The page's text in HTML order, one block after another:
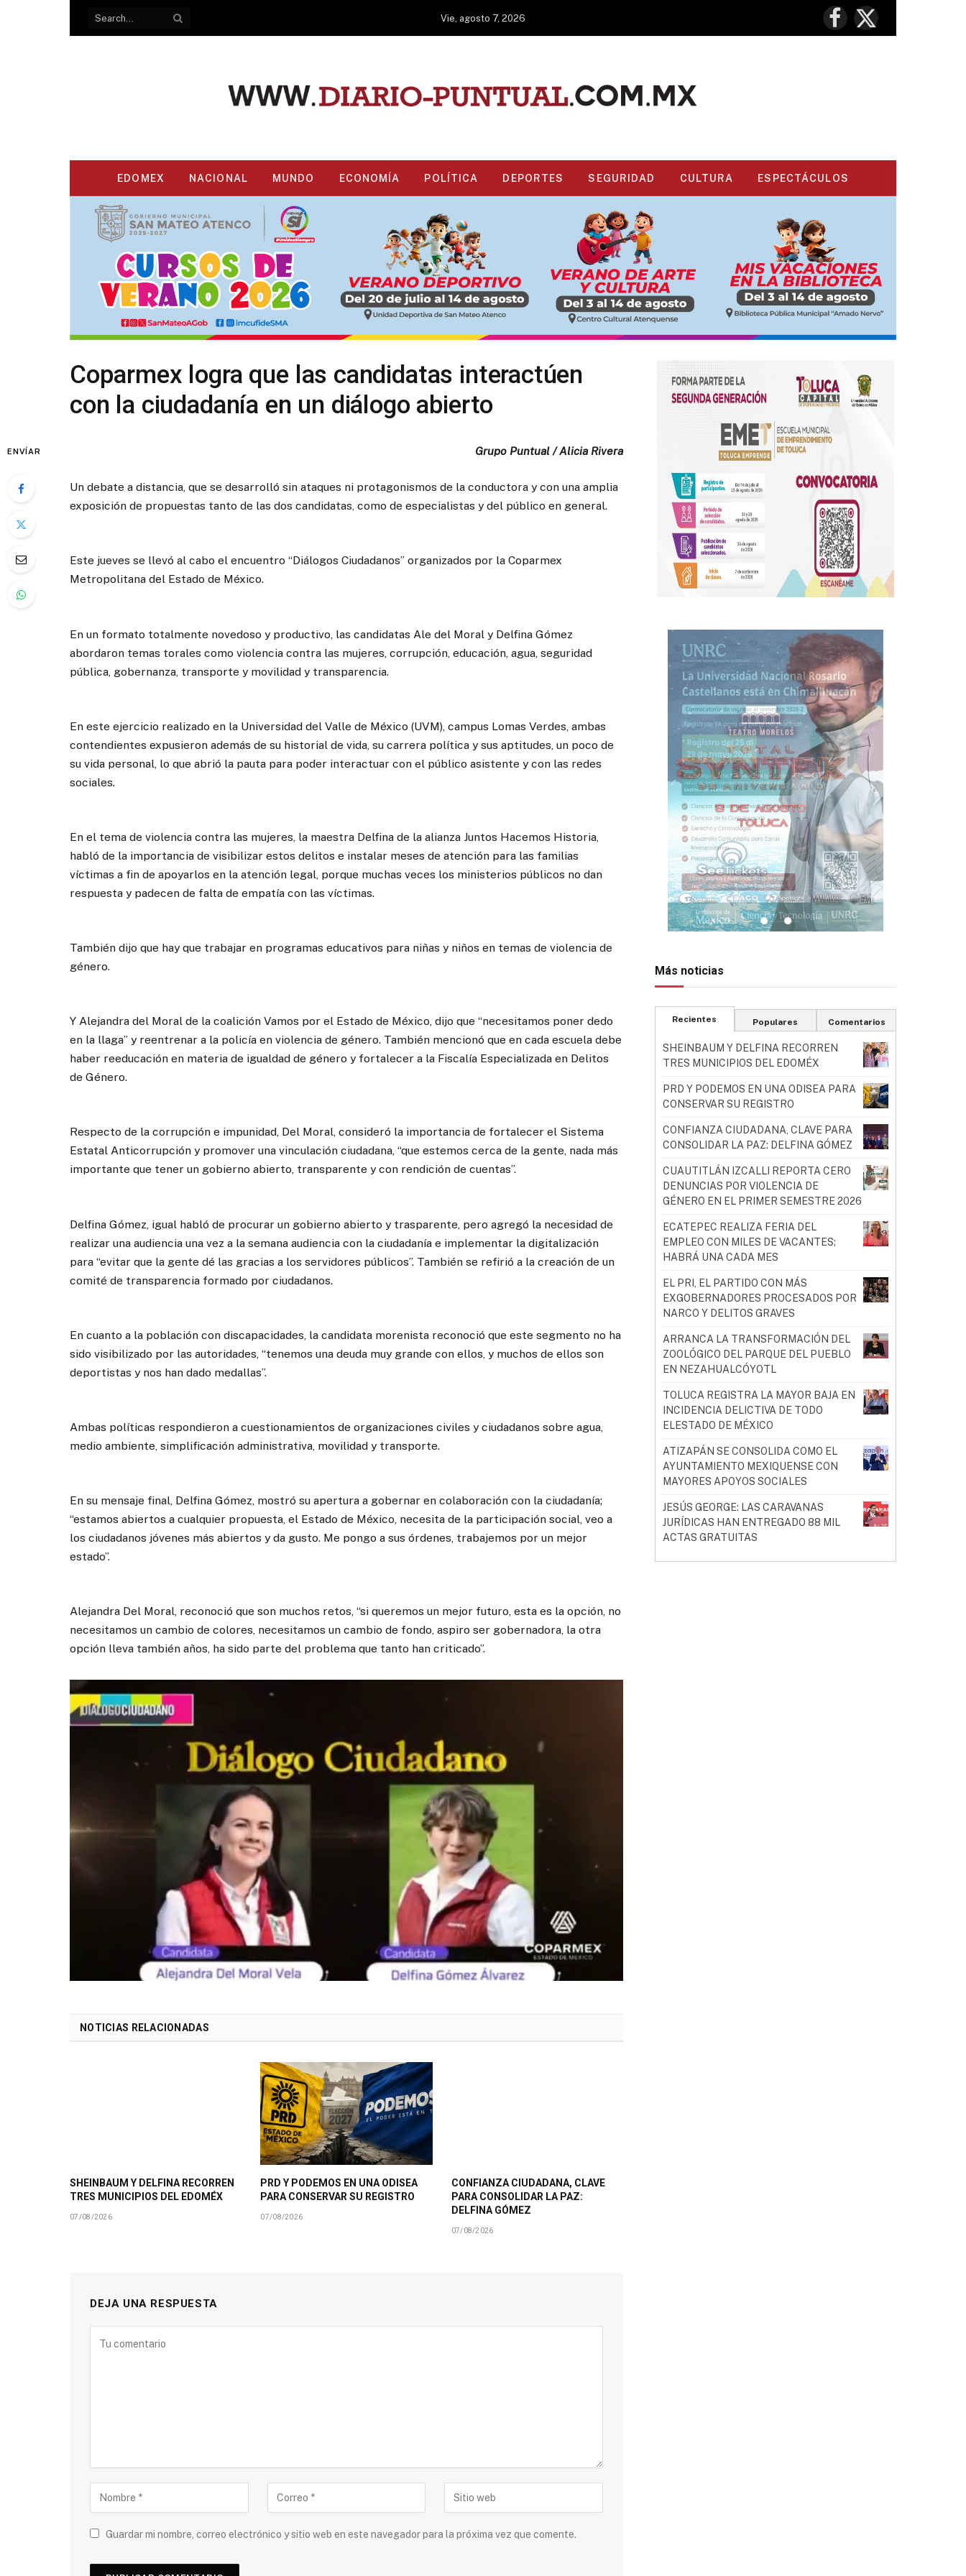
Vie, agosto 7, 2026
Facebook
X
(Twitter)
EDOMEX NACIONAL MUNDO ECONOMÍA POLÍTICA DEPORTES SEGURIDAD CULTURA ESPECTÁCULOS
Coparmex logra que las candidatas interactúen
con la ciudadanía en un diálogo abierto
ENVÍAR Grupo Puntual / Alicia Rivera
Un debate a distancia, que se desarrolló sin ataques ni protagonismos de la conductora y con una amplia
exposición de propuestas tanto de las dos candidatas, como de especialistas y del público en general.
Este jueves se llevó al cabo el encuentro “Diálogos Ciudadanos” organizados por la Coparmex
Metropolitana del Estado de México.
En un formato totalmente novedoso y productivo, las candidatas Ale del Moral y Delfina Gómez
abordaron temas torales como violencia contra las mujeres, corrupción, educación, agua, seguridad
pública, gobernanza, transporte y movilidad y transparencia.
En este ejercicio realizado en la Universidad del Valle de México (UVM), campus Lomas Verdes, ambas
contendientes expusieron además de su historial de vida, su carrera política y sus aptitudes, un poco de
su vida personal, lo que abrió la pauta para poder interactuar con el público asistente y con las redes
sociales.
En el tema de violencia contra las mujeres, la maestra Delfina de la alianza Juntos Hacemos Historia,
habló de la importancia de visibilizar estos delitos e instalar meses de atención para las familias
víctimas a fin de apoyarlos en la atención legal, porque muchas veces los ministerios públicos no dan
respuesta y padecen de falta de empatía con las víctimas.
También dijo que hay que trabajar en programas educativos para niñas y niños en temas de violencia de
género.
Y Alejandra del Moral de la coalición Vamos por el Estado de México, dijo que “necesitamos poner dedo
en la llaga” y reentrenar a la policía en violencia de género. También mencionó que en cada escuela debe
haber reeducación en materia de igualdad de género y fortalecer a la Fiscalía Especializada en Delitos
de Género.
Respecto de la corrupción e impunidad, Del Moral, consideró la importancia de fortalecer el Sistema
Estatal Anticorrupción y promover una vinculación ciudadana, “que estemos cerca de la gente, nada más
importante que tener un gobierno abierto, transparente y con rendición de cuentas”.
Delfina Gómez, igual habló de procurar un gobierno abierto y trasparente, pero agregó la necesidad de
realizar una audiencia una vez a la semana audiencia con la ciudadanía e implementar la digitalización
para “evitar que la gente dé las gracias a los servidores públicos”. También se refirió a la creación de un
comité de transparencia formado por ciudadanos.
En cuanto a la población con discapacidades, la candidata morenista reconoció que este segmento no ha
sido visibilizado por las autoridades, “tenemos una deuda muy grande con ellos, y muchos de ellos son
deportistas y nos han dado medallas”.
Ambas políticas respondieron a cuestionamientos de organizaciones civiles y ciudadanos sobre agua,
medio ambiente, simplificación administrativa, movilidad y transporte.
En su mensaje final, Delfina Gómez, mostró su apertura a gobernar en colaboración con la ciudadanía;
“estamos abiertos a cualquier propuesta, el Estado de México, necesita de la participación social, veo a
los ciudadanos jóvenes más abiertos y da gusto. Me pongo a sus órdenes, trabajemos por un mejor
estado”.
Alejandra Del Moral, reconoció que son muchos retos, “si queremos un mejor futuro, esta es la opción, no
necesitamos un cambio de colores, necesitamos un cambio de fondo, aspiro ser gobernadora, la otra
opción lleva también años, ha sido parte del problema que tanto han criticado”.
NOTICIAS RELACIONADAS
SHEINBAUM Y DELFINA RECORREN
TRES MUNICIPIOS DEL EDOMÉX
07/08/2026
PRD Y PODEMOS EN UNA ODISEA
PARA CONSERVAR SU REGISTRO
07/08/2026
CONFIANZA CIUDADANA, CLAVE
PARA CONSOLIDAR LA PAZ:
DELFINA GÓMEZ
07/08/2026
DEJA UNA RESPUESTA
Guardar mi nombre, correo electrónico y sitio web en este navegador para la próxima vez que comente.
Más noticias
Recientes Populares Comentarios
SHEINBAUM Y DELFINA RECORREN
TRES MUNICIPIOS DEL EDOMÉX
PRD Y PODEMOS EN UNA ODISEA PARA
CONSERVAR SU REGISTRO
CONFIANZA CIUDADANA, CLAVE PARA
CONSOLIDAR LA PAZ: DELFINA GÓMEZ
CUAUTITLÁN IZCALLI REPORTA CERO
DENUNCIAS POR VIOLENCIA DE
GÉNERO EN EL PRIMER SEMESTRE 2026
ECATEPEC REALIZA FERIA DEL
EMPLEO CON MILES DE VACANTES;
HABRÁ UNA CADA MES
EL PRI, EL PARTIDO CON MÁS
EXGOBERNADORES PROCESADOS POR
NARCO Y DELITOS GRAVES
ARRANCA LA TRANSFORMACIÓN DEL
ZOOLÓGICO DEL PARQUE DEL PUEBLO
EN NEZAHUALCÓYOTL
TOLUCA REGISTRA LA MAYOR BAJA EN
INCIDENCIA DELICTIVA DE TODO
ELESTADO DE MÉXICO
ATIZAPÁN SE CONSOLIDA COMO EL
AYUNTAMIENTO MEXIQUENSE CON
MAYORES APOYOS SOCIALES
JESÚS GEORGE: LAS CARAVANAS
JURÍDICAS HAN ENTREGADO 88 MIL
ACTAS GRATUITAS